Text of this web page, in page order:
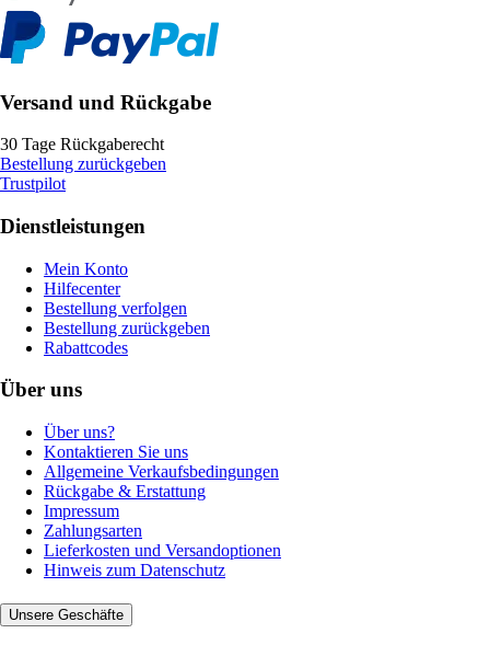
Versand und Rückgabe
30 Tage Rückgaberecht
Bestellung zurückgeben
Trustpilot
Dienstleistungen
Mein Konto
Hilfecenter
Bestellung verfolgen
Bestellung zurückgeben
Rabattcodes
Über uns
Über uns?
Kontaktieren Sie uns
Allgemeine Verkaufsbedingungen
Rückgabe & Erstattung
Impressum
Zahlungsarten
Lieferkosten und Versandoptionen
Hinweis zum Datenschutz
Unsere Geschäfte